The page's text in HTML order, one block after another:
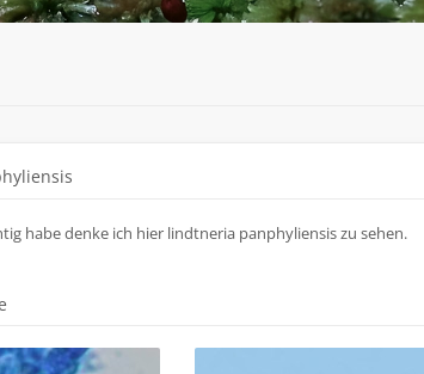
habe denke ich hier lindtneria panphyliensis zu sehen.